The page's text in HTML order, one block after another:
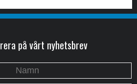
på vårt nyhetsbrev